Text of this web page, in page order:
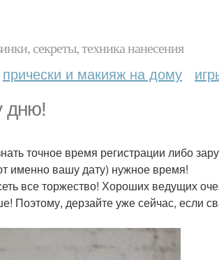
секреты, техника нанесения
прически и макияж на дому
дню!
точное время регистрации либо
именно вашу дату) нужное время!
все торжество! Хороших ведущих
Поэтому, дерзайте уже сейчас, если